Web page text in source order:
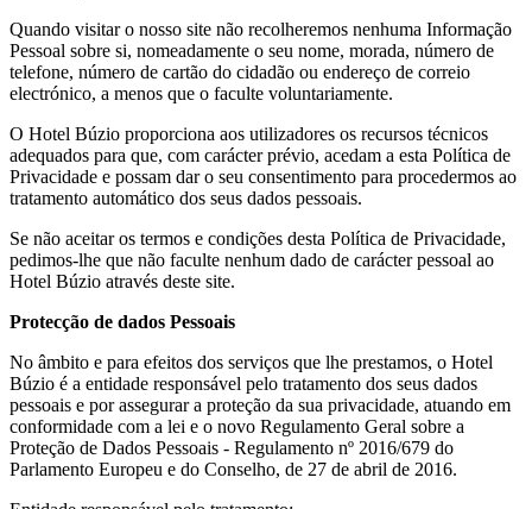
Quando visitar o nosso site não recolheremos nenhuma Informação
Pessoal sobre si, nomeadamente o seu nome, morada, número de
telefone, número de cartão do cidadão ou endereço de correio
electrónico, a menos que o faculte voluntariamente.
O Hotel Búzio proporciona aos utilizadores os recursos técnicos
adequados para que, com carácter prévio, acedam a esta Política de
Privacidade e possam dar o seu consentimento para procedermos ao
tratamento automático dos seus dados pessoais.
Se não aceitar os termos e condições desta Política de Privacidade,
pedimos-lhe que não faculte nenhum dado de carácter pessoal ao
Hotel Búzio através deste site.
Protecção de dados Pessoais
No âmbito e para efeitos dos serviços que lhe prestamos, o Hotel
Búzio é a entidade responsável pelo tratamento dos seus dados
pessoais e por assegurar a proteção da sua privacidade, atuando em
conformidade com a lei e o novo Regulamento Geral sobre a
Proteção de Dados Pessoais - Regulamento nº 2016/679 do
Parlamento Europeu e do Conselho, de 27 de abril de 2016.